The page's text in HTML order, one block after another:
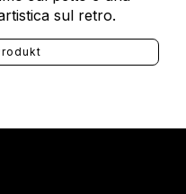
sul retro.